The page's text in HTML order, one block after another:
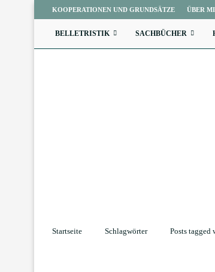
KOOPERATIONEN UND GRUNDSÄTZE ÜBER
BELLETRISTIK SACHBÜCHER
Startseite Schlagwörter Posts tagged